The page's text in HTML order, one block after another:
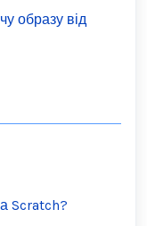
образу від
Scratch?